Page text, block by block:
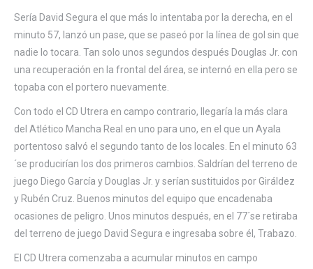
Sería David Segura el que más lo intentaba por la derecha, en el
minuto 57, lanzó un pase, que se paseó por la línea de gol sin que
nadie lo tocara. Tan solo unos segundos después Douglas Jr. con
una recuperación en la frontal del área, se internó en ella pero se
topaba con el portero nuevamente.
Con todo el CD Utrera en campo contrario, llegaría la más clara
del Atlético Mancha Real en uno para uno, en el que un Ayala
portentoso salvó el segundo tanto de los locales. En el minuto 63
´se producirían los dos primeros cambios. Saldrían del terreno de
juego Diego García y Douglas Jr. y serían sustituidos por Giráldez
y Rubén Cruz. Buenos minutos del equipo que encadenaba
ocasiones de peligro. Unos minutos después, en el 77´se retiraba
del terreno de juego David Segura e ingresaba sobre él, Trabazo.
El CD Utrera comenzaba a acumular minutos en campo